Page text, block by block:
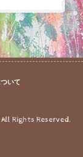
いて
Rights Reserved.